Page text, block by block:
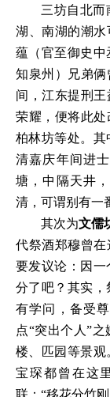
三坊自北而
湖、南湖的潮
蕴（官至御史中
知泉州）兄弟
间，江东提刑
荣耀，便将此处
柏林坊等处。
清嘉庆年间进
塘，中隔天井
清，可谓别有一
其次为文儒
代祭酒郑穆曾
要发议论：因
分了吧？其实，
有学问，备受
点“突出个人”
楼、匹园等景
宝琛都曾在这
联：“移花分竹